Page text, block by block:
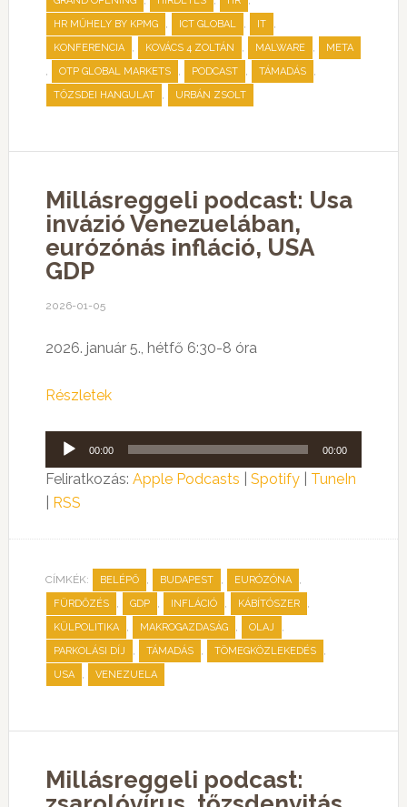
HR MŰHELY BY KPMG , ICT GLOBAL , IT ,
KONFERENCIA , KOVÁCS 4 ZOLTÁN , MALWARE , META
, OTP GLOBAL MARKETS , PODCAST , TÁMADÁS ,
TŐZSDEI HANGULAT , URBÁN ZSOLT
Millásreggeli podcast: Usa
invázió Venezuelában,
eurózónás infláció, USA
GDP
2026-01-05
2026. január 5., hétfő 6:30-8 óra
Részletek
Audió
lejátszó
00:00 00:00
Feliratkozás: Apple Podcasts Spotify| TuneIn
RSS
CÍMKÉK: BELÉPŐ , BUDAPEST , EURÓZÓNA ,
FÜRDŐZÉS , GDP , INFLÁCIÓ , KÁBÍTÓSZER ,
KÜLPOLITIKA , MAKROGAZDASÁG , OLAJ ,
PARKOLÁSI DÍJ , TÁMADÁS , TÖMEGKÖZLEKEDÉS ,
USA , VENEZUELA
Millásreggeli podcast: